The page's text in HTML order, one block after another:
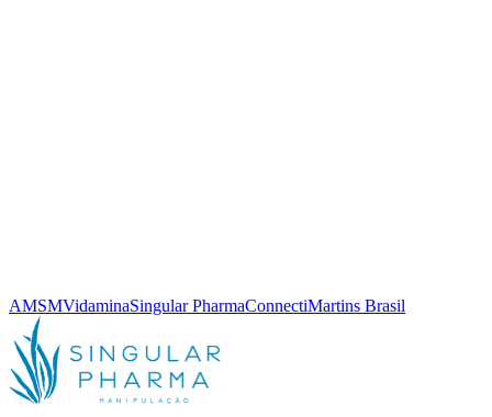
AMSMVidaminaSingular PharmaConnectiMartins Brasil